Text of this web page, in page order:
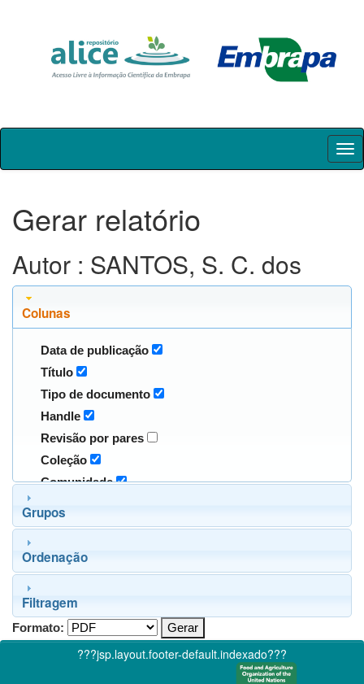
Skip
Gerar relatório
Autor : SANTOS, S. C. dos
Colunas
Data de publicação
Título
Tipo de documento
Handle
Revisão por pares
Coleção
Comunidade
Grupos
Ordenação
Filtragem
Formato:
???jsp.layout.footer-default.indexado???